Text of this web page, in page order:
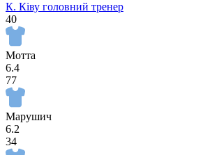
К. Ківу головний тренер
40
Мотта
6.4
77
Марушич
6.2
34